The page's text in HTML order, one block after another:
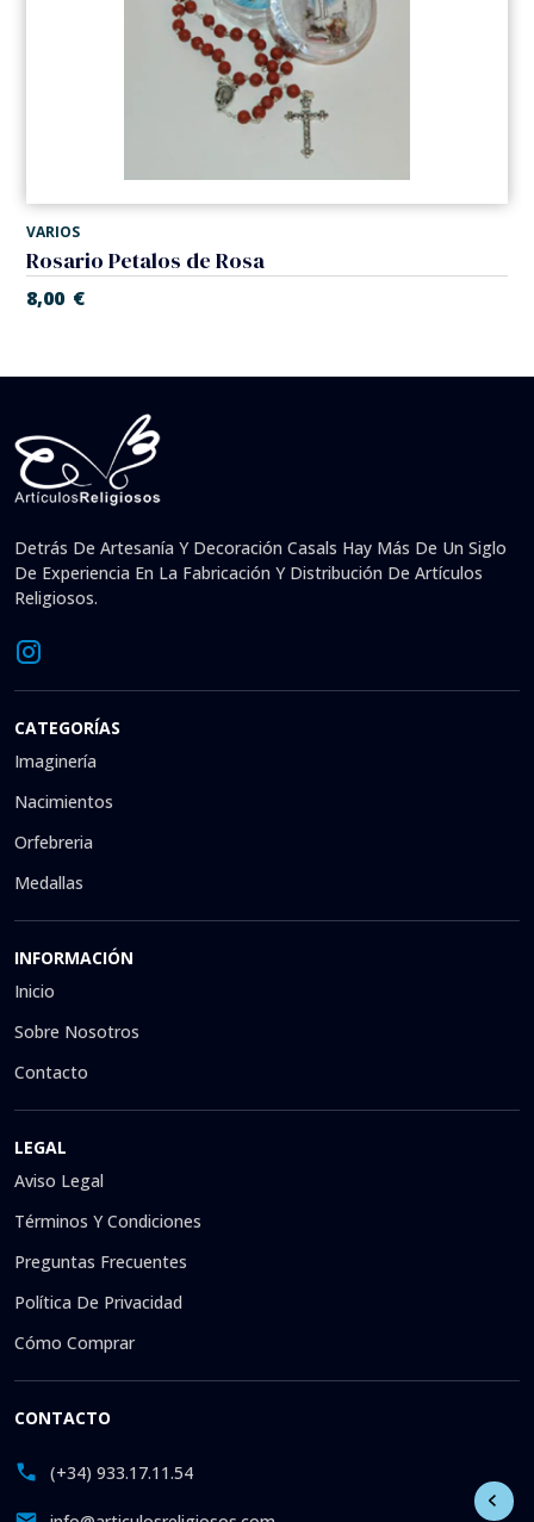
VARIOS
Rosario Petalos de Rosa
8,00 €
Detrás De Artesanía Y Decoración Casals Hay Más De Un Siglo
De Experiencia En La Fabricación Y Distribución De Artículos
Religiosos.
CATEGORÍAS
Imaginería
Nacimientos
Orfebreria
Medallas
INFORMACIÓN
Inicio
Sobre Nosotros
Contacto
LEGAL
Aviso Legal
Términos Y Condiciones
Preguntas Frecuentes
Política De Privacidad
Cómo Comprar
CONTACTO
(+34) 933.17.11.54